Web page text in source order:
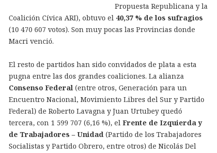
Propuesta Republicana y la
Coalición Cívica ARI), obtuvo el 40,37 % de los sufragios
(10 470 607 votos). Son muy pocas las Provincias donde
Macri venció.
El resto de partidos han sido convidados de plata a esta
pugna entre las dos grandes coaliciones. La alianza
Consenso Federal(entre otros, Generación para un
Encuentro Nacional, Movimiento Libres del Sur y Partido
Federal) de Roberto Lavagna y Juan Urtubey quedó
tercera, con 1 599 707 (6,16 %), el Frente de Izquierda y
de Trabajadores – Unidad(Partido de los Trabajadores
Socialistas y Partido Obrero, entre otros) de Nicolás Del